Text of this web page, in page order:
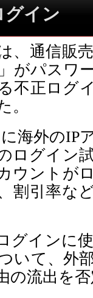
グイン
、通信販
がパスワ
不正ログ
。
海外のIP
ログイン
ウントが
割引率な
グインに
いて、外
の流出を